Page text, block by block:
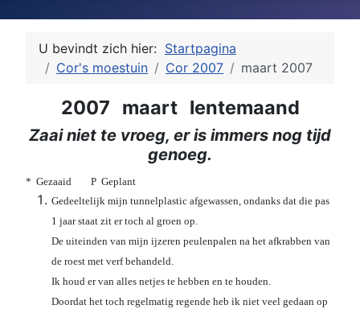
U bevindt zich hier: Startpagina
Cor's moestuin
Cor 2007 maart 2007
2007 maart lentemaand
Zaai niet te vroeg, er is immers nog tijd
genoeg.
* Gezaaid P Geplant
Gedeeltelijk mijn tunnelplastic afgewassen, ondanks dat die pas
1 jaar staat zit er toch al groen op.
De uiteinden van mijn ijzeren peulenpalen na het afkrabben van
de roest met verf behandeld.
Ik houd er van alles netjes te hebben en te houden.
Doordat het toch regelmatig regende heb ik niet veel gedaan op